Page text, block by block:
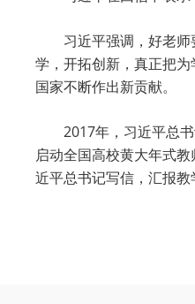
习近平强调，好老
学，开拓创新，真正把
国家不断作出新贡献。
2017年，习近平总
启动全国高校黄大年式
近平总书记写信，汇报